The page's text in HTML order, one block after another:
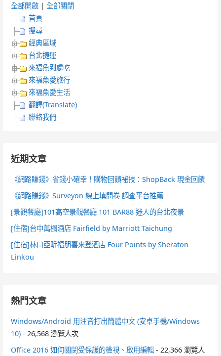
全部開啟 |全部關閉
首頁
搜尋
經典區域
台北捷運
來福魚到處吃
來福魚愛旅行
來福魚愛生活
翻譯(Translate)
聯絡我們
近期文章
《網路賺錢》省錢小確幸！購物回饋祕技：ShopBack 現金回饋
《網路賺錢》Surveyon 線上填問卷 調查平台推薦
[景觀餐廳]101高空景觀餐廳 101 BAR88 迷人的台北夜景
[住宿]台中萬楓酒店 Fairfield by Marriott Taichung
[住宿]林口亞昕福朋喜來登酒店 Four Points by Sheraton
Linkou
熱門文章
Windows/Android 用注音打出簡體中文 (安卓手機/Windows
10) - 26,568 瀏覽人次
Office 2016 如何關閉受保護的檢視、啟用編輯 - 22,366 瀏覽人